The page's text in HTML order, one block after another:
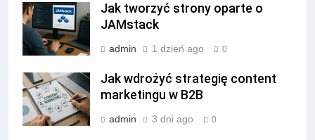
Jak tworzyć strony oparte o
JAMstack
admin 1 dzień ago 0
Jak wdrożyć strategię content
marketingu w B2B
admin 3 dni ago 0